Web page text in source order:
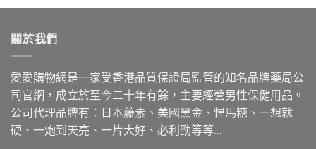
關於我們
愛愛購物網是一家受香港品質保證局監管的知名品牌藥局公
司官網，成立於至今二十年有餘，主要經營男性保健用品。
公司代理品牌有：日本藤素、美國黑金、悍馬糖、一想就
硬、一炮到天亮、一片大好、必利勁等等…